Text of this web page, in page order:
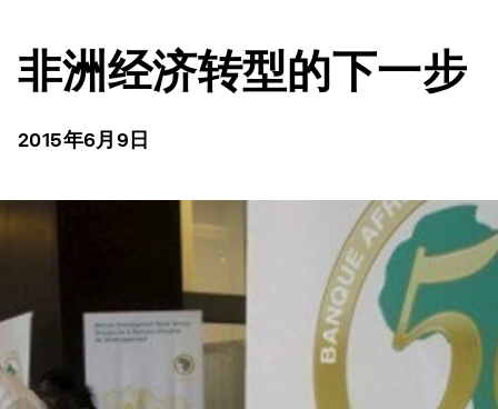
非洲经济转型的下一步
2015年6月9日